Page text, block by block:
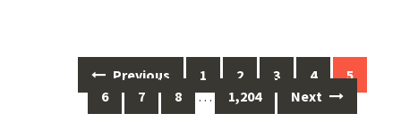
navigation
Previous 1 2 3 4
5
6
7 8 … 1,204 Next